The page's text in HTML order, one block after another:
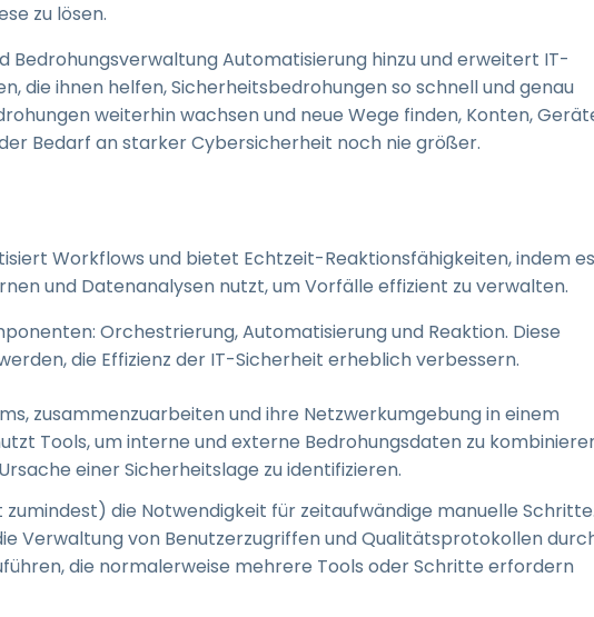
zu lösen.
Bedrohungsverwaltung Automatisierung hinzu und erweitert IT-
die ihnen helfen, Sicherheitsbedrohungen so schnell und genau
weiterhin wachsen und neue Wege finden, Konten,
Bedarf an starker Cybersicherheit noch nie größer.
Workflows und bietet Echtzeit-Reaktionsfähigkeiten, indem es
und Datenanalysen nutzt, um Vorfälle effizient zu verwalten.
Orchestrierung, Automatisierung und Reaktion. Diese
die Effizienz der IT-Sicherheit erheblich verbessern.
zusammenzuarbeiten und ihre Netzwerkumgebung in einem
Tools, um interne und externe Bedrohungsdaten zu
einer Sicherheitslage zu identifizieren.
die Notwendigkeit für zeitaufwändige manuelle Schritte.
Verwaltung von Benutzerzugriffen und Qualitätsprotokollen
die normalerweise mehrere Tools oder Schritte erfordern